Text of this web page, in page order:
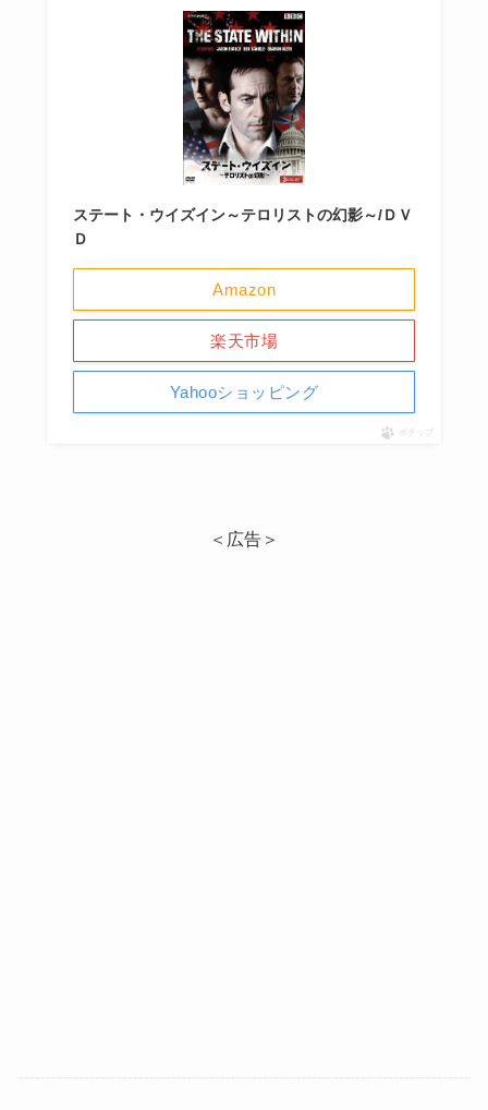
ステート・ウイズイン～テロリストの幻影～/ＤＶ
Ｄ
Amazon
楽天市場
Yahooショッピング
ポチップ
＜広告＞